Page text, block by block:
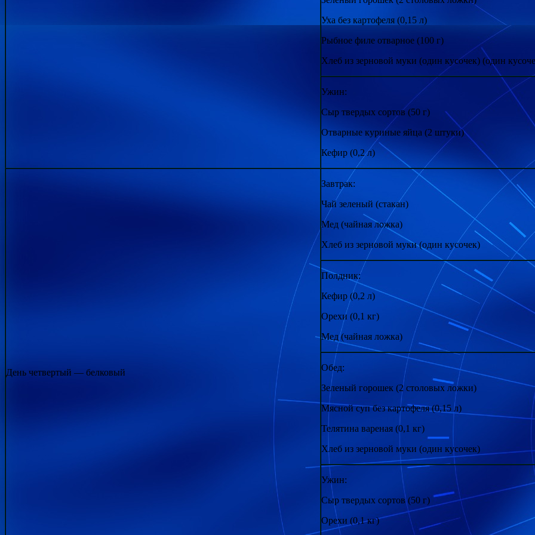
Уха без картофеля (0,15 л)
Рыбное филе отварное (100 г)
Хлеб из зерновой муки (один кусочек) (один
Ужин:
Сыр твердых сортов (50 г)
Отварные куриные яйца (2 штуки)
Кефир (0,2 л)
День четвертый — белковый
Завтрак:
Чай зеленый (стакан)
Мед (чайная ложка)
Хлеб из зерновой муки (один кусочек)
Полдник:
Кефир (0,2 л)
Орехи (0,1 кг)
Мед (чайная ложка)
Обед:
Зеленый горошек (2 столовых ложки)
Мясной суп без картофеля (0,15 л)
Телятина вареная (0,1 кг)
Хлеб из зерновой муки (один кусочек)
Ужин:
Сыр твердых сортов (50 г)
Орехи (0,1 кг)